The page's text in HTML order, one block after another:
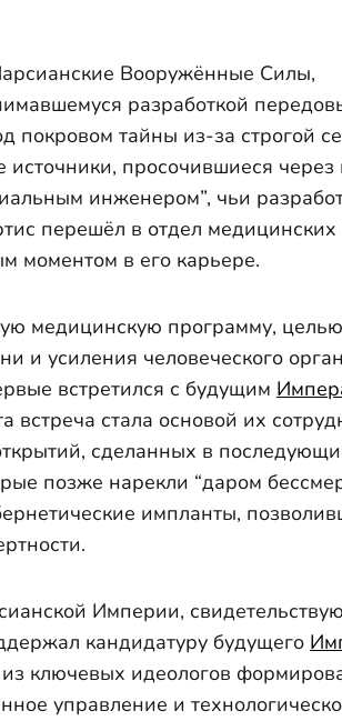
Вооружённые Силы,
разработкой
покровом тайны из-за строгой
просочившиеся через
инженером”, чьи
перешёл в отдел медицинских
моментом в его карьере.
медицинскую программу,
и усиления человеческого
встретился с будущим
стала основой их
сделанных в
позже нарекли “даром
импланты,
Империи,
кандидатуру будущего
ключевых идеологов
управление и